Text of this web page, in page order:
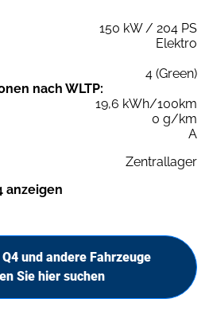
150 kW / 204 PS
Elektro
4 (Green)
nach WLTP:
19,6 kWh/100km
0 g/km
A
Zentrallager
anzeigen
und andere Fahrzeuge
Sie hier suchen